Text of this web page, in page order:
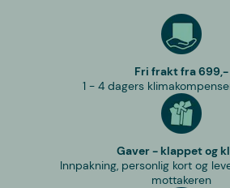
Fri frakt fra 699,-
1 - 4 dagers
Gaver - klappet og
Innpakning, personlig kort og
mottakeren